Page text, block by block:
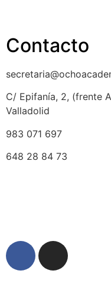
Contacto
C/ Epifanía, 2, (frente
Valladolid
983 071 697
648 28 84 73